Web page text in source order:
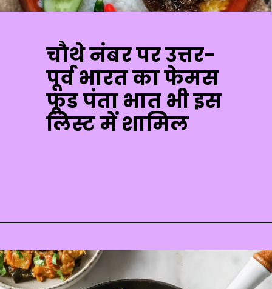
चौथे नंबर पर उत्तर-
पूर्व भारत का फेमस
फूड पंता भात भी इस
लिस्ट में शामिल